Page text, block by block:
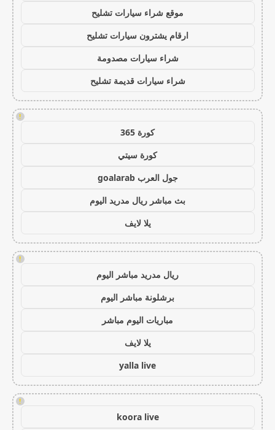
موقع شراء سيارات تشليح
ارقام يشترون سيارات تشليح
شراء سيارات مصدومة
شراء سيارات قديمة تشليح
!
كورة 365
كورة سيتي
جول العرب goalarab
بث مباشر ريال مدريد اليوم
يلا لايف
!
ريال مدريد مباشر اليوم
برشلونة مباشر اليوم
مباريات اليوم مباشر
يلا لايف
yalla live
!
koora live